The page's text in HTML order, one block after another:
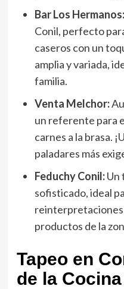
Bar Los Hermanos:
Conil, perfecto
caseros con un
amplia y variada,
familia.
Venta Melchor:
un referente para
carnes a la brasa.
paladares más
Feduchy Conil:Un
sofisticado, ideal
reinterpretaciones
productos de la
Tapeo en
de la